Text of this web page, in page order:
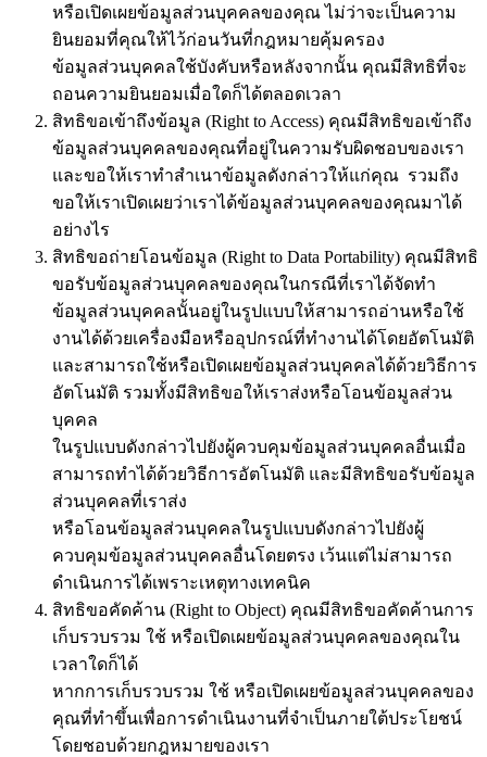
หรือเปิดเผยข้อมูลส่วนบุคคลของคุณ ไม่ว่าจะเป็นความ
ยินยอมที่คุณให้ไว้ก่อนวันที่กฎหมายคุ้มครอง
ข้อมูลส่วนบุคคลใช้บังคับหรือหลังจากนั้น คุณมีสิทธิที่จะ
ถอนความยินยอมเมื่อใดก็ได้ตลอดเวลา
สิทธิขอเข้าถึงข้อมูล (Right to Access) คุณมีสิทธิขอเข้าถึง
ข้อมูลส่วนบุคคลของคุณที่อยู่ในความรับผิดชอบของเรา
และขอให้เราทำสำเนาข้อมูลดังกล่าวให้แก่คุณ รวมถึง
ขอให้เราเปิดเผยว่าเราได้ข้อมูลส่วนบุคคลของคุณมาได้
อย่างไร
สิทธิขอถ่ายโอนข้อมูล (Right to Data Portability) คุณมีสิทธิ
ขอรับข้อมูลส่วนบุคคลของคุณในกรณีที่เราได้จัดทำ
ข้อมูลส่วนบุคคลนั้นอยู่ในรูปแบบให้สามารถอ่านหรือใช้
งานได้ด้วยเครื่องมือหรืออุปกรณ์ที่ทำงานได้โดยอัตโนมัติ
และสามารถใช้หรือเปิดเผยข้อมูลส่วนบุคคลได้ด้วยวิธีการ
อัตโนมัติ รวมทั้งมีสิทธิขอให้เราส่งหรือโอนข้อมูลส่วน
บุคคล
ในรูปแบบดังกล่าวไปยังผู้ควบคุมข้อมูลส่วนบุคคลอื่นเมื่อ
สามารถทำได้ด้วยวิธีการอัตโนมัติ และมีสิทธิขอรับข้อมูล
ส่วนบุคคลที่เราส่ง
หรือโอนข้อมูลส่วนบุคคลในรูปแบบดังกล่าวไปยังผู้
ควบคุมข้อมูลส่วนบุคคลอื่นโดยตรง เว้นแต่ไม่สามารถ
ดำเนินการได้เพราะเหตุทางเทคนิค
สิทธิขอคัดค้าน (Right to Object) คุณมีสิทธิขอคัดค้านการ
เก็บรวบรวม ใช้ หรือเปิดเผยข้อมูลส่วนบุคคลของคุณใน
เวลาใดก็ได้
หากการเก็บรวบรวม ใช้ หรือเปิดเผยข้อมูลส่วนบุคคลของ
คุณที่ทำขึ้นเพื่อการดำเนินงานที่จำเป็นภายใต้ประโยชน์
โดยชอบด้วยกฎหมายของเรา